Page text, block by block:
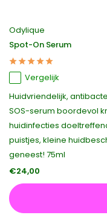
Odylique
Spot-On Serum
Vergelijk
Huidvriendelijk,
SOS-serum boordevol
huidinfecties
puistjes, kleine
geneest! 75ml
€24,00